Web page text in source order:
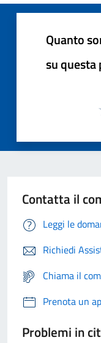
Quanto
su questa
Contatta il
Leggi le
Richiedi
Chiama il
Prenota un
Problemi in